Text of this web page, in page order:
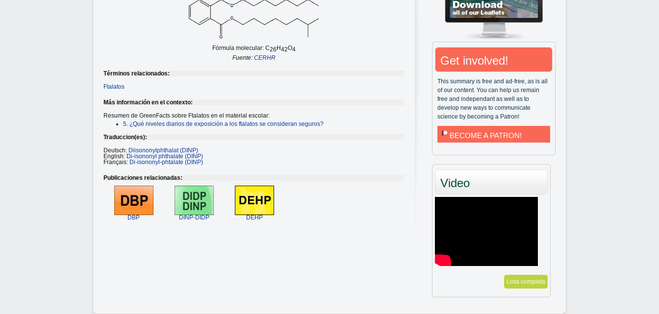
Fórmula molecular: C26 H42O4
Fuente: CERHR
Términos relacionados:
Ftalatos
Más información en el contexto:
Resumen de GreenFacts sobre Ftalatos en el material escolar:
5. ¿Qué niveles diarios de exposición a los ftalatos se consideran seguros?
Traduccion(es):
Deutsch: Diisononylphthalat (DINP)
English: Di-isononyl phthalate (DINP)
Français: Di-isononyl-phtalate (DINP)
Publicaciones relacionadas:
DBP DINP-DIDP DEHP
Get involved!
This summary is free and ad-free, as is all
of our content. You can help us remain
free and independant as well as to
develop new ways to communicate
science by becoming a Patron!
BECOME A PATRON!
Video
Lista completa